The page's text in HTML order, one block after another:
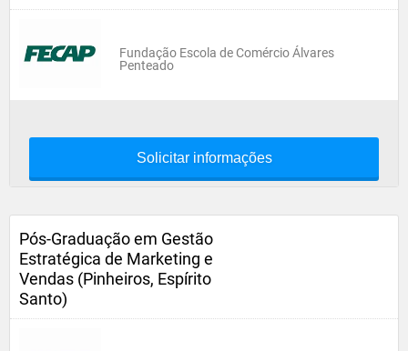
Fundação Escola de Comércio Álvares
Penteado
Solicitar informações
Pós-Graduação em Gestão
Estratégica de Marketing e
Vendas (Pinheiros, Espírito
Santo)